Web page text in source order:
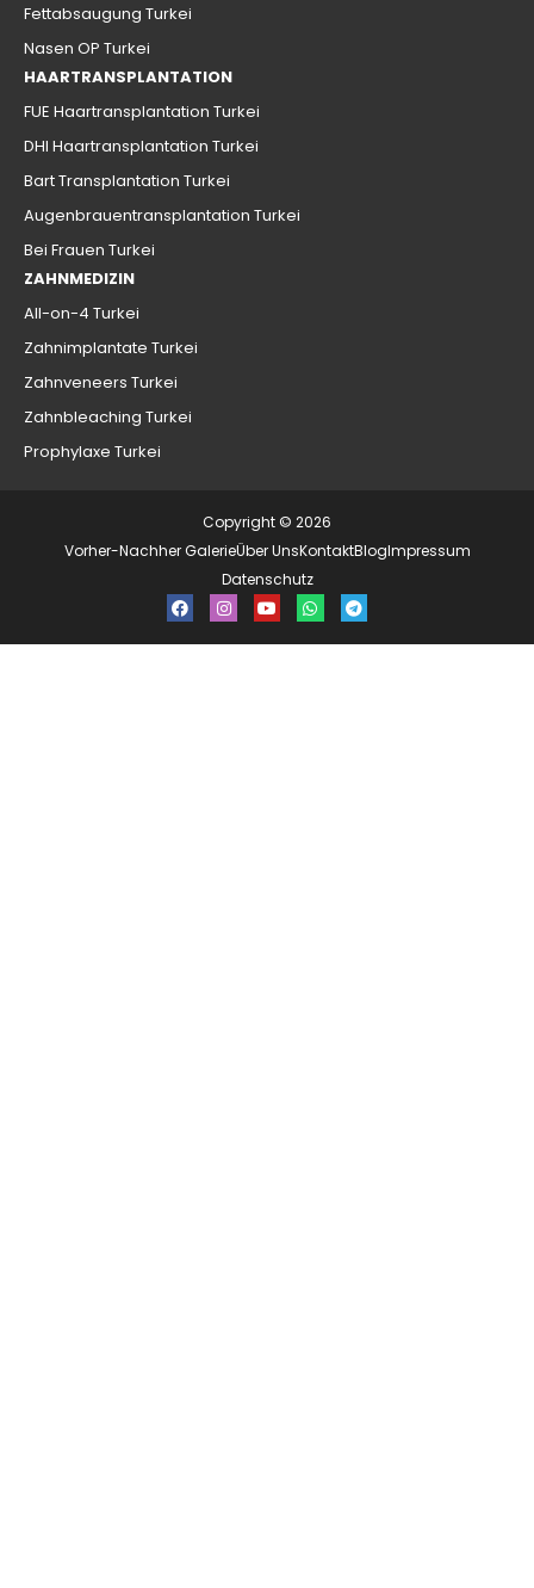
Fettabsaugung Turkei
Nasen OP Turkei
HAARTRANSPLANTATION
FUE Haartransplantation Turkei
DHI Haartransplantation Turkei
Bart Transplantation Turkei
Augenbrauentransplantation Turkei
Bei Frauen Turkei
ZAHNMEDIZIN
All-on-4 Turkei
Zahnimplantate Turkei
Zahnveneers Turkei
Zahnbleaching Turkei
Prophylaxe Turkei
Copyright © 2026
Vorher-Nachher GalerieÜber UnsKontaktBlogImpressum
Datenschutz